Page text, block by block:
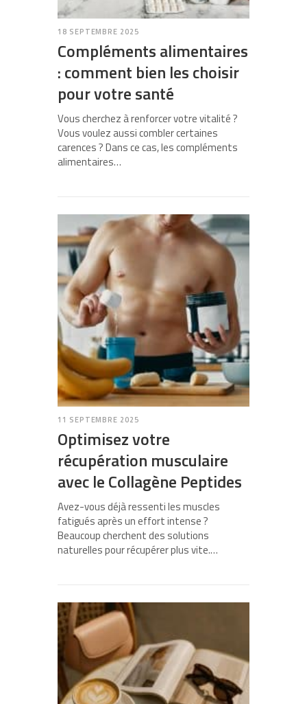
18 SEPTEMBRE 2025
Compléments alimentaires
: comment bien les choisir
pour votre santé
Vous cherchez à renforcer votre vitalité ?
Vous voulez aussi combler certaines
carences ? Dans ce cas, les compléments
alimentaires…
11 SEPTEMBRE 2025
Optimisez votre
récupération musculaire
avec le Collagène Peptides
Avez-vous déjà ressenti les muscles
fatigués après un effort intense ?
Beaucoup cherchent des solutions
naturelles pour récupérer plus vite.…